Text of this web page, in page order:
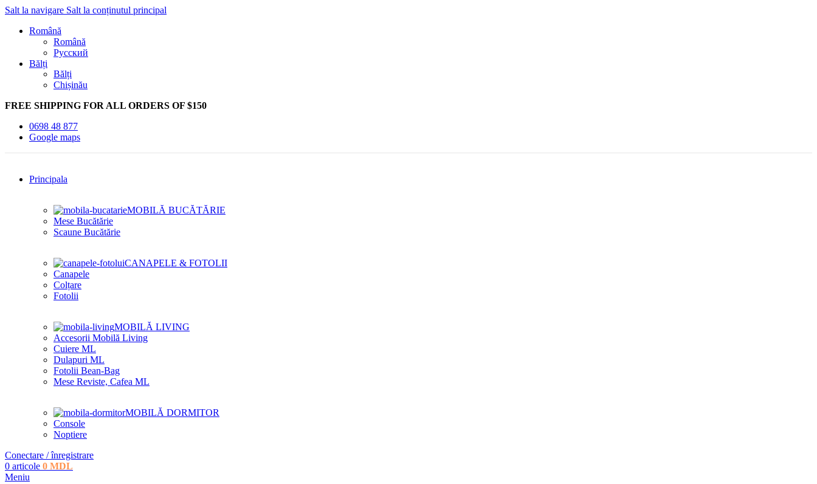
Salt la navigare Salt la conținutul principal
Română
Română
Русский
Bălți
Bălți
Chișinău
FREE SHIPPING FOR ALL ORDERS OF $150
0698 48 877
Google maps
Principala
MOBILĂ BUCĂTĂRIE
Mese Bucătărie
Scaune Bucătărie
CANAPELE & FOTOLII
Canapele
Colțare
Fotolii
MOBILĂ LIVING
Accesorii Mobilă Living
Cuiere ML
Dulapuri ML
Fotolii Bean-Bag
Mese Reviste, Cafea ML
MOBILĂ DORMITOR
Console
Noptiere
Conectare / înregistrare
0 articole 0 MDL
Meniu